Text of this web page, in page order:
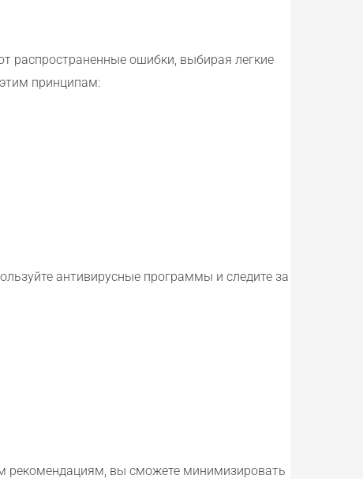
распространенные ошибки, выбирая легкие
принципам:
антивирусные программы и следите за
рекомендациям, вы сможете минимизировать